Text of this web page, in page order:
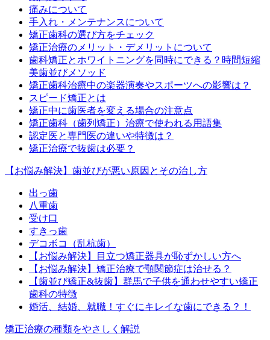
痛みについて
手入れ・メンテナンスについて
矯正歯科の選び方をチェック
矯正治療のメリット・デメリットについて
歯科矯正とホワイトニングを同時にできる？時間短縮
美歯並びメソッド
矯正歯科治療中の楽器演奏やスポーツへの影響は？
スピード矯正とは
矯正中に歯医者を変える場合の注意点
矯正歯科（歯列矯正）治療で使われる用語集
認定医と専門医の違いや特徴は？
矯正治療で抜歯は必要？
【お悩み解決】歯並びが悪い原因とその治し方
出っ歯
八重歯
受け口
すきっ歯
デコボコ（乱杭歯）
【お悩み解決】目立つ矯正器具が恥ずかしい方へ
【お悩み解決】矯正治療で顎関節症は治せる？
【歯並び矯正&抜歯】群馬で子供を通わせやすい矯正
歯科の特徴
婚活、結婚、就職！すぐにキレイな歯にできる？！
矯正治療の種類をやさしく解説